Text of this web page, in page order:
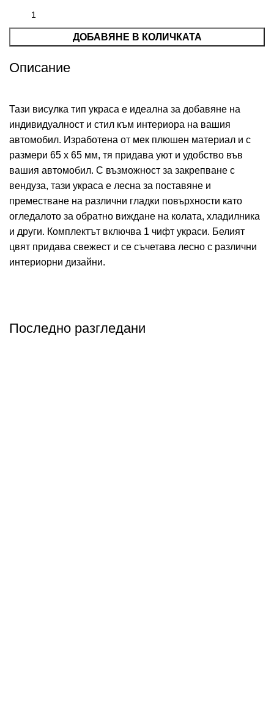
ДОБАВЯНЕ В КОЛИЧКАТА
Описание
Тази висулка тип украса е идеална за добавяне на
индивидуалност и стил към интериора на вашия
автомобил. Изработена от мек плюшен материал и с
размери 65 х 65 мм, тя придава уют и удобство във
вашия автомобил. С възможност за закрепване с
вендуза, тази украса е лесна за поставяне и
преместване на различни гладки повърхности като
огледалото за обратно виждане на колата, хладилника
и други. Комплектът включва 1 чифт украси. Белият
цвят придава свежест и се съчетава лесно с различни
интериорни дизайни.
Последно разгледани